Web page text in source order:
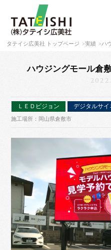
タテイシ広美社 トップページ 実績 ハ
ハウジングモール倉
ＬＥＤビジョン デジタルサイ
施工場所：岡山県倉敷市